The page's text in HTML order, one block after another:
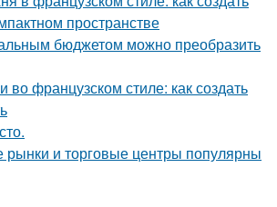
пространстве
бюджетом можно преобразить
во французском стиле: как создать
рынки и торговые центры популярны